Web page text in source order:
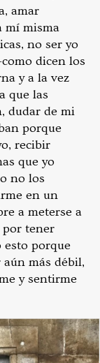
amar
mí misma
no ser yo
dicen los
y a la vez
que las
dudar de mi
porque
recibir
que yo
no los
en un
a meterse a
por tener
esto porque
más débil,
y sentirme